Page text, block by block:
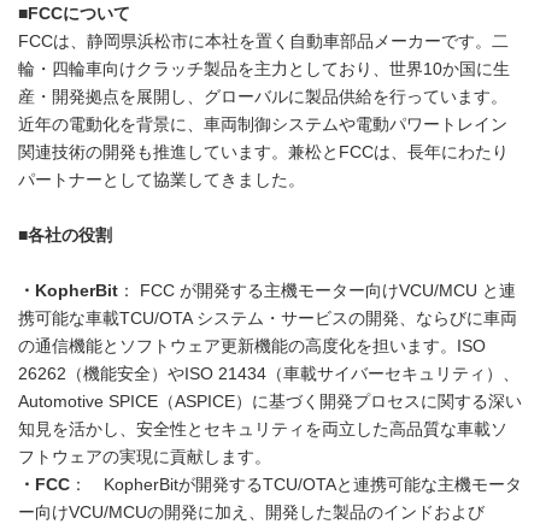
■FCCについて
FCCは、静岡県浜松市に本社を置く自動車部品メーカーです。二
輪・四輪車向けクラッチ製品を主力としており、世界10か国に生
産・開発拠点を展開し、グローバルに製品供給を行っています。
近年の電動化を背景に、車両制御システムや電動パワートレイン
関連技術の開発も推進しています。兼松とFCCは、長年にわたり
パートナーとして協業してきました。
■各社の役割
・KopherBit ： FCC が開発する主機モーター向けVCU/MCU と連
携可能な車載TCU/OTA システム・サービスの開発、ならびに車両
の通信機能とソフトウェア更新機能の高度化を担います。ISO
26262（機能安全）やISO 21434（車載サイバーセキュリティ）、
Automotive SPICE（ASPICE）に基づく開発プロセスに関する深い
知見を活かし、安全性とセキュリティを両立した高品質な車載ソ
フトウェアの実現に貢献します。
・FCC ： KopherBitが開発するTCU/OTAと連携可能な主機モータ
ー向けVCU/MCUの開発に加え、開発した製品のインドおよび